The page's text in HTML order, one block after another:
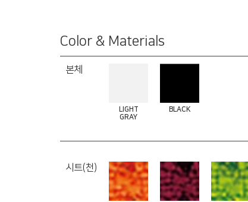
Color & Materials
본체
LIGHT
GRAY
BLACK
시트(천)